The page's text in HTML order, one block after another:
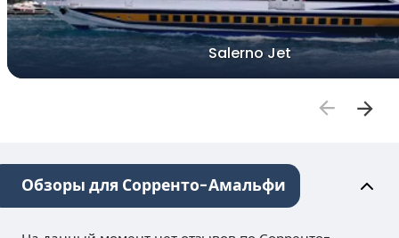
Salerno Jet
Обзоры для Сорренто-Амальфи